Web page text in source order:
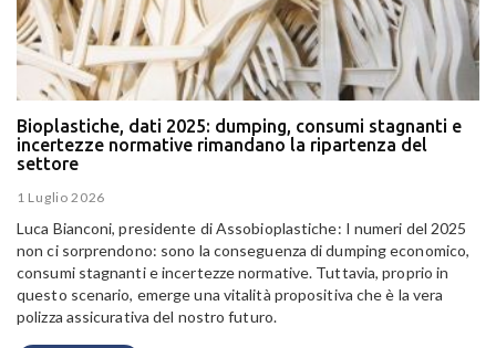
Bioplastiche, dati 2025: dumping, consumi stagnanti e
incertezze normative rimandano la ripartenza del
settore
1 Luglio 2026
Luca Bianconi, presidente di Assobioplastiche: I numeri del 2025
non ci sorprendono: sono la conseguenza di dumping economico,
consumi stagnanti e incertezze normative. Tuttavia, proprio in
questo scenario, emerge una vitalità propositiva che è la vera
polizza assicurativa del nostro futuro.